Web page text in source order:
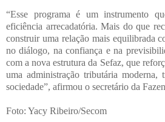
“Esse programa é um instrumento
eficiência arrecadatória. Mais do que
construir uma relação mais equilibrada
no diálogo, na confiança e na
com a nova estrutura da Sefaz, que
uma administração tributária moderna,
sociedade”, afirmou o secretário da
Foto: Yacy Ribeiro/Secom